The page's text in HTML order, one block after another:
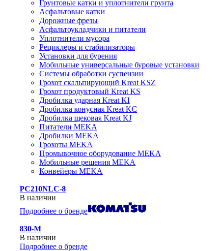
Грунтовые катки и уплотнители грунта
Асфальтовые катки
Дорожные фрезы
Асфальтоукладчики и питатели
Уплотнители мусора
Рециклеры и стабилизаторы
Установки для бурения
Мобильные универсальные буровые установки
Системы обработки суспензии
Грохот скальпирующий Kreat KSZ
Грохот продуктовый Kreat KS
Дробилка ударная Kreat KI
Дробилка конусная Kreat KC
Дробилка щековая Kreat KJ
Питатели MEKA
Дробилки MEKA
Грохоты MEKA
Промывочное оборудование MEKA
Мобильные решения MEKA
Конвейеры MEKA
PC210NLC-8
В наличии
Подробнее о бренде
830-М
В наличии
Подробнее о бренде